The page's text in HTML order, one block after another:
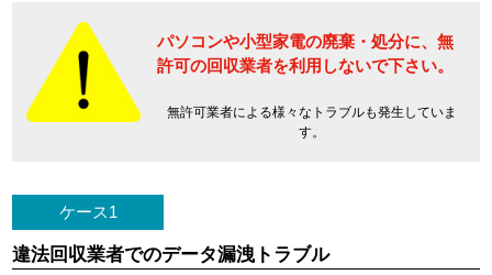
パソコンや小型家電の廃棄・処分に、 無
許可の回収業者を利用しないで下さい。
無許可業者による様々なトラブルも発生していま
す。
ケース1
違法回収業者でのデータ漏洩トラブル